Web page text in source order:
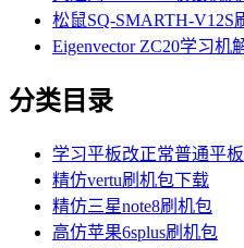
松鼠SQ-SMARTH-V12S
Eigenvector ZC20学习
分类目录
学习平板改正常普通平
精仿vertu刷机包下载
精仿三星note8刷机包
高仿苹果6splus刷机包